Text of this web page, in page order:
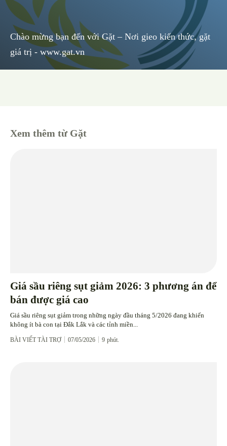
Chào mừng bạn đến với Gặt – Nơi gieo kiến thức, gặt
giá trị - www.gat.vn
Xem thêm từ Gặt
Giá sầu riêng sụt giảm 2026: 3 phương án để
bán được giá cao
Giá sầu riêng sụt giảm trong những ngày đầu tháng 5/2026 đang khiến
không ít bà con tại Đắk Lắk và các tỉnh miền...
BÀI VIẾT TÀI TRỢ 07/05/2026 9 phút.